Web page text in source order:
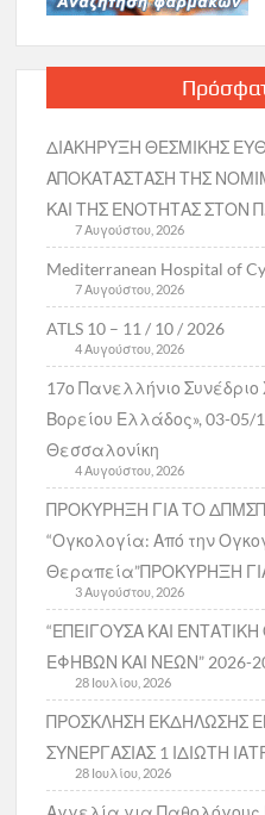
ΔΙΑΚΗΡΥΞΗ ΘΕΣΜΙΚΗΣ
ΑΠΟΚΑΤΑΣΤΑΣΗ ΤΗΣ
ΚΑΙ ΤΗΣ ΕΝΟΤΗΤΑΣ ΣΤΟΝ
7 Αυγούστου, 2026
Mediterranean Hospital of
7 Αυγούστου, 2026
ATLS 10 – 11 / 10 / 2026
4 Αυγούστου, 2026
17ο Πανελλήνιο Συνέδριο
Βορείου Ελλάδος», 03-05/
Θεσσαλονίκη
4 Αυγούστου, 2026
ΠΡΟΚΥΡΗΞΗ ΓΙΑ ΤΟ
“Ογκολογία: Από την
Θεραπεία”ΠΡΟΚΥΡΗΞΗ
3 Αυγούστου, 2026
“ΕΠΕΙΓΟΥΣΑ ΚΑΙ
ΕΦΗΒΩΝ ΚΑΙ ΝΕΩΝ” 2026-
28 Ιουλίου, 2026
ΠΡΟΣΚΛΗΣΗ ΕΚΔΗΛΩΣΗΣ
ΣΥΝΕΡΓΑΣΙΑΣ 1 ΙΔΙΩΤΗ
28 Ιουλίου, 2026